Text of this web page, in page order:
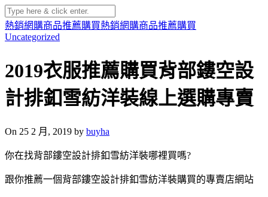
熱銷網購商品推薦購買熱銷網購商品推薦購買
Uncategorized
2019衣服推薦購買背部鏤空設
計排釦雪紡洋裝線上選購專賣
On 25 2 月, 2019 by buyha
你在找背部鏤空設計排釦雪紡洋裝哪裡買嗎?
跟你推薦一個背部鏤空設計排釦雪紡洋裝購買的專賣店網站